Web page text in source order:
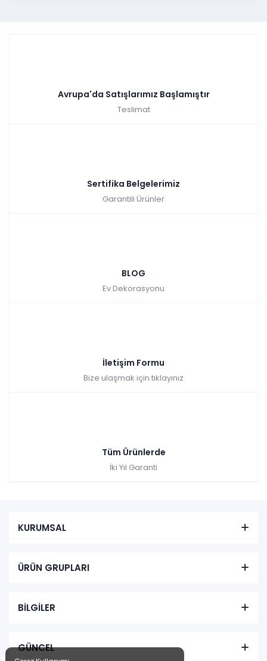
Avrupa'da Satışlarımız Başlamıştır
Teslimat
Sertifika Belgelerimiz
Garantili Ürünler
BLOG
Ev Dekorasyonu
İletişim Formu
Bize ulaşmak için tıklayınız
Tüm Ürünlerde
İki Yıl Garanti
KURUMSAL
ÜRÜN GRUPLARI
BİLGİLER
GÜNCEL